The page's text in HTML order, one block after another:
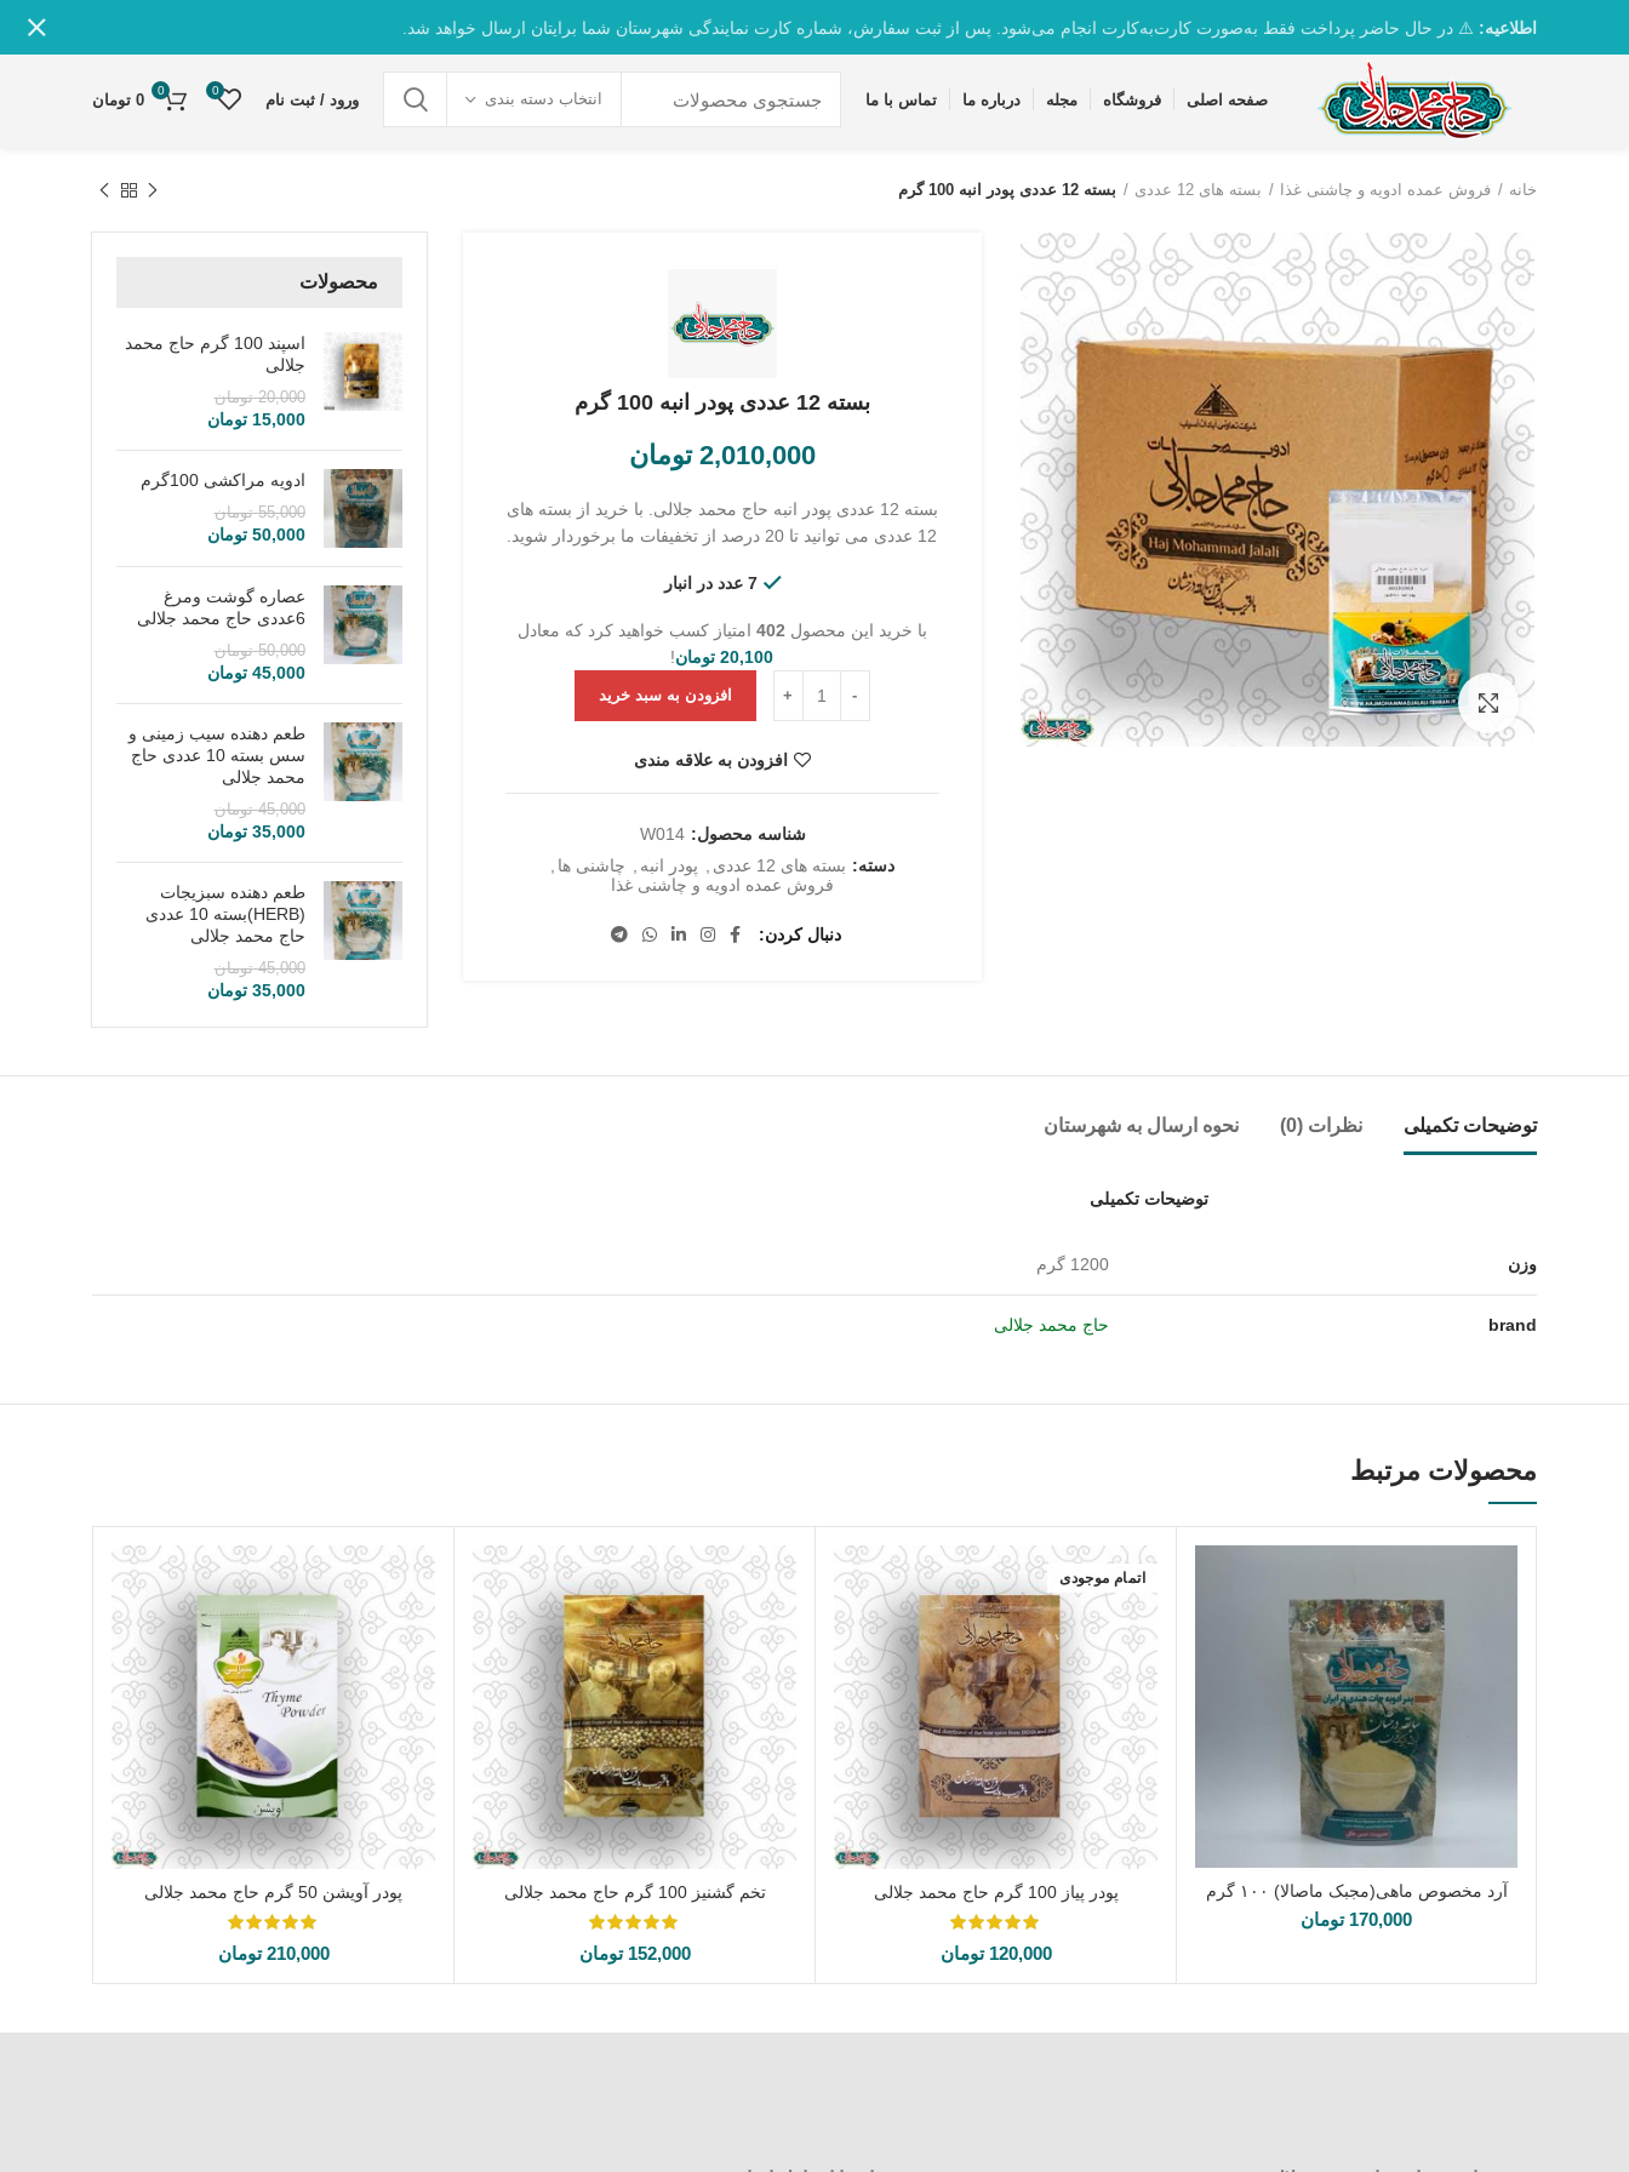
تماس با واحد پشتیبانی 09361163082
صفحه اصلی فروشگاه مجله درباره ما تماس با ما انتخاب دسته بندی ورود / ثبت نام 0
0
0 تومان
خانه فروش عمده ادویه و چاشنی غذا بسته های 12 عددی بسته 12 عددی پودر انبه 100 گرم
بزرگنمایی تصویر
بسته 12 عددی پودر انبه 100 گرم
2,010,000 تومان
بسته 12 عددی پودر انبه حاج محمد جلالی. با خرید از بسته های
12 عددی می توانید تا 20 درصد از تخفیفات ما برخوردار شوید.
7 عدد در انبار
با خرید این محصول 402 امتیاز کسب خواهید کرد که معادل
20,100 تومان!
افزودن به سبد خرید
افزودن به علاقه مندی
شناسه محصول: W014
دسته: بسته های 12 عددی پودر انبه چاشنی ها
فروش عمده ادویه و چاشنی غذا
دنبال کردن
محصولات
اسپند 100 گرم حاج محمد
جلالی
20,000 تومان
15,000 تومان
ادویه مراکشی 100گرم
55,000 تومان
50,000 تومان
عصاره گوشت ومرغ
6عددی حاج محمد جلالی
50,000 تومان
45,000 تومان
طعم دهنده سیب زمینی و
سس بسته 10 عددی حاج
محمد جلالی
45,000 تومان
35,000 تومان
طعم دهنده سبزیجات
(HERB)بسته 10 عددی
حاج محمد جلالی
45,000 تومان
35,000 تومان
توضیحات تکمیلی نظرات (0) نحوه ارسال به شهرستان
توضیحات تکمیلی
وزن 1200 گرم
brand حاج محمد جلالی
محصولات مرتبط
افزودن به سبد خرید
آرد مخصوص ماهی(مجبک ماصالا) ۱۰۰ گرم
170,000 تومان
اتمام موجودی
اطلاعات بیشتر پودر پیاز 100 گرم حاج محمد جلالی
120,000 تومان
افزودن به سبد خریدتخم گشنیز 100 گرم حاج محمد جلالی
152,000 تومان
افزودن به سبد خریدپودر آویشن 50 گرم حاج محمد جلالی
210,000 تومان
اطلاعیه: ⚠️ در حال حاضر پرداخت فقط به‌صورت کارت‌به‌کارت انجام می‌شود. پس از ثبت سفارش، شماره کارت نمایندگی شهرستان شما برایتان ارسال خواهد شد.